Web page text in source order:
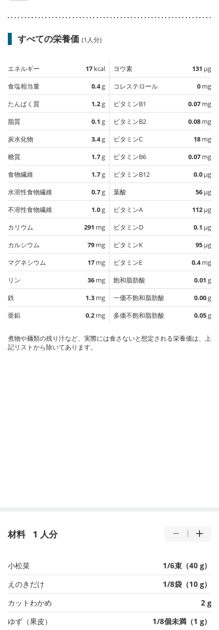
すべての栄養価 (1人分)
エネルギー 17 kcal
食塩相当量
0.4g
たんぱく質
1.2g
脂質
0.1 g
炭水化物
3.4g
糖質
1.7g
食物繊維
1.7g
水溶性食物繊維
0.7g
不溶性食物繊維
1.0g
カリウム
291 mg
カルシウム
79 mg
マグネシウム
17 mg
リン
36 mg
鉄
1.3 mg
亜鉛
0.2 mg
ヨウ素 131 µg
コレステロール
0 mg
ビタミンB1
0.07 mg
ビタミンB2
0.08 mg
ビタミンC
18 mg
ビタミンB6
0.07 mg
ビタミンB12
0.0 µg
葉酸
56 µg
ビタミンA
112 µg
ビタミンD
0.1 µg
ビタミンK
95 µg
ビタミンE
0.4mg
飽和脂肪酸
0.01 g
一価不飽和脂肪酸
0.00g
多価不飽和脂肪酸
0.05g
煮物や麺類の残り汁など、実際には食さないと想定される栄養価は、上
記リストから除いてあります。
材料 1 人分
小松菜
1/6束（40 g）
えのきだけ
1/8袋（10 g）
カットわかめ
2 g
ゆず（果皮）
1/8個未満（1 g）